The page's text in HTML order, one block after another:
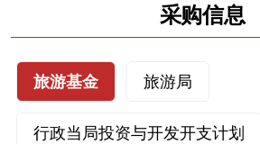
采购信息
旅游基金 旅游局
行政当局投资与开发开支计划